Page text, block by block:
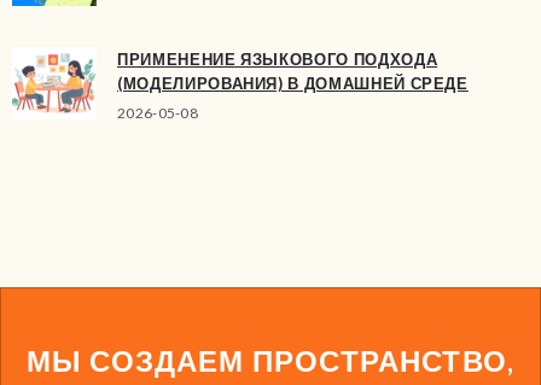
ПРИМЕНЕНИЕ ЯЗЫКОВОГО ПОДХОДА
(МОДЕЛИРОВАНИЯ) В ДОМАШНЕЙ СРЕДЕ
2026-05-08
МЫ СОЗДАЕМ ПРОСТРАНСТВО,